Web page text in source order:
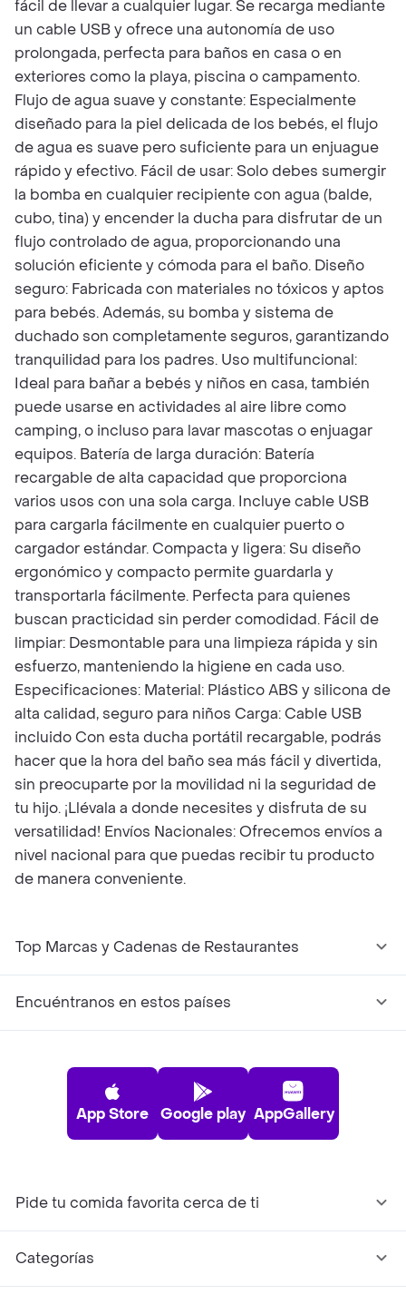
fácil de llevar a cualquier lugar. Se recarga mediante
un cable USB y ofrece una autonomía de uso
prolongada, perfecta para baños en casa o en
exteriores como la playa, piscina o campamento.
Flujo de agua suave y constante: Especialmente
diseñado para la piel delicada de los bebés, el flujo
de agua es suave pero suficiente para un enjuague
rápido y efectivo. Fácil de usar: Solo debes sumergir
la bomba en cualquier recipiente con agua (balde,
cubo, tina) y encender la ducha para disfrutar de un
flujo controlado de agua, proporcionando una
solución eficiente y cómoda para el baño. Diseño
seguro: Fabricada con materiales no tóxicos y aptos
para bebés. Además, su bomba y sistema de
duchado son completamente seguros, garantizando
tranquilidad para los padres. Uso multifuncional:
Ideal para bañar a bebés y niños en casa, también
puede usarse en actividades al aire libre como
camping, o incluso para lavar mascotas o enjuagar
equipos. Batería de larga duración: Batería
recargable de alta capacidad que proporciona
varios usos con una sola carga. Incluye cable USB
para cargarla fácilmente en cualquier puerto o
cargador estándar. Compacta y ligera: Su diseño
ergonómico y compacto permite guardarla y
transportarla fácilmente. Perfecta para quienes
buscan practicidad sin perder comodidad. Fácil de
limpiar: Desmontable para una limpieza rápida y sin
esfuerzo, manteniendo la higiene en cada uso.
Especificaciones: Material: Plástico ABS y silicona de
alta calidad, seguro para niños Carga: Cable USB
incluido Con esta ducha portátil recargable, podrás
hacer que la hora del baño sea más fácil y divertida,
sin preocuparte por la movilidad ni la seguridad de
tu hijo. ¡Llévala a donde necesites y disfruta de su
versatilidad! Envíos Nacionales: Ofrecemos envíos a
nivel nacional para que puedas recibir tu producto
de manera conveniente.
Top Marcas y Cadenas de Restaurantes
Encuéntranos en estos países
App Store Google play AppGallery
Pide tu comida favorita cerca de ti
Categorías